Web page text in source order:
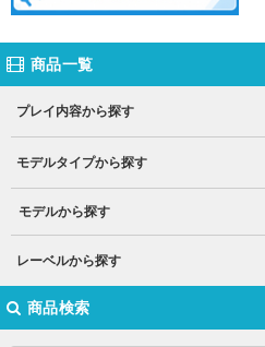
商品一覧
プレイ内容から探す
モデルタイプから探す
モデルから探す
レーベルから探す
商品検索